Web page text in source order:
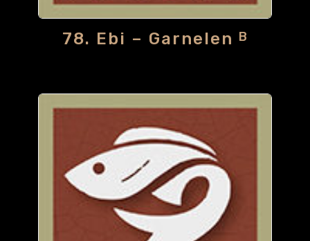
78. Ebi – Garnelen B